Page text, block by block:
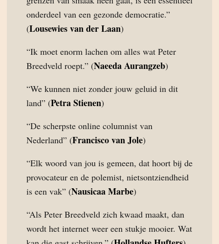
onderdeel van een gezonde democratie.”
(Lousewies van der Laan)
“Ik moet enorm lachen om alles wat Peter
Breedveld roept.” (Naeeda Aurangzeb)
“We kunnen niet zonder jouw geluid in dit
land” (Petra Stienen)
“De scherpste online columnist van
Nederland” (Francisco van Jole)
“Elk woord van jou is gemeen, dat hoort bij de
provocateur en de polemist, nietsontziendheid
is een vak” (Nausicaa Marbe)
“Als Peter Breedveld zich kwaad maakt, dan
wordt het internet weer een stukje mooier. Wat